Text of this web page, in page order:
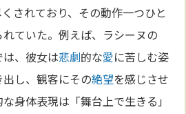
されており、その動作一つひと
ていた。例えば、ラシーヌの
は、彼女は悲劇的な愛に苦しむ姿
し、観客にその絶望を感じさせ
身体表現は「舞台上で生きる」